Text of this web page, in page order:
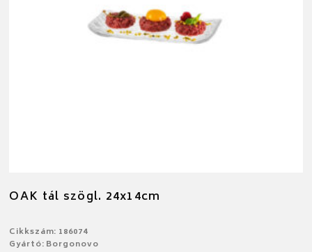
OAK tál szögl. 24x14cm
Cikkszám: 186074
Gyártó: Borgonovo